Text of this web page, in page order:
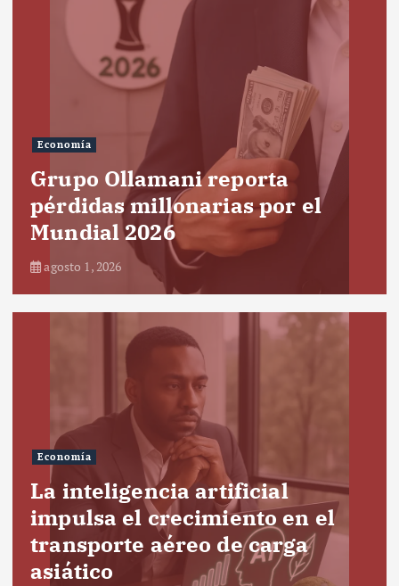
Economía
Grupo Ollamani reporta
pérdidas millonarias por el
Mundial 2026
agosto 1, 2026
Economía
La inteligencia artificial
impulsa el crecimiento en el
transporte aéreo de carga
asiático